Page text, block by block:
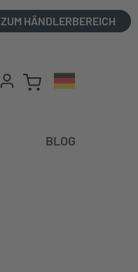
ZUM HÄNDLERBEREICH
BLOG